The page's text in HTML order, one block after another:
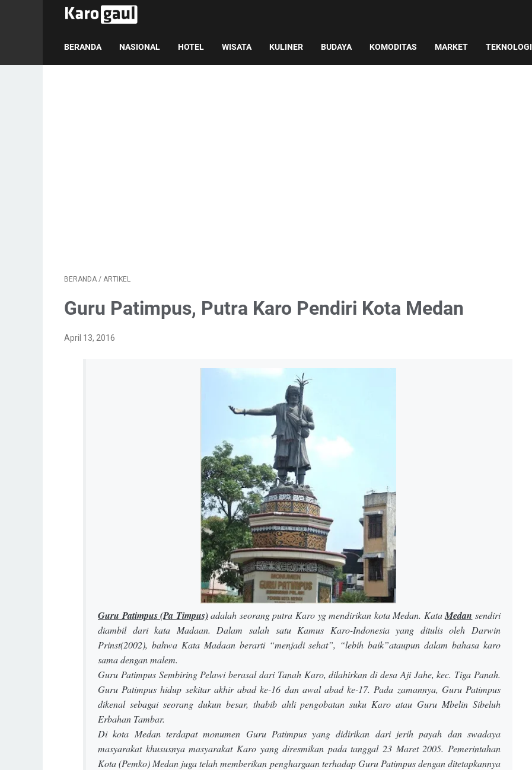
BERANDA NASIONAL HOTEL WISATA KULINER BUDAYA KOMODITAS MARKET TEKNOLOGI
BERANDA / ARTIKEL
Guru Patimpus, Putra Karo Pendiri Kota Medan
April 13, 2016
Guru Patimpus (Pa Timpus)adalah seorang putra Karo yg mendirikan kota Medan. KataMedan sendiri
diambil dari kata Madaan. Dalam salah satu Kamus Karo-Indonesia yang ditulis oleh Darwin
Prinst(2002), bahwa Kata Madaanberarti “menjadi sehat”, “lebih baik”ataupun dalam bahasa karo
sama denganmalem.
Guru Patimpus Sembiring Pelawi berasal dari Tanah Karo, dilahirkan di desa Aji Jahe, kec. Tiga Panah.
Guru Patimpus hidup sekitar akhir abad ke-16 dan awal abad ke-17. Pada zamannya, Guru Patimpus
dikenal sebagai seorang dukun besar, thabib ahli pengobatan suku Karo atauGuru Mbelin Sibeluh
Erbahan Tambar.
Di kota Medan terdapat monumen Guru Patimpus yang didirikan dari jerih payah dan swadaya
masyarakat khususnya masyarakat Karo yang diresmikan pada tanggal 23 Maret 2005. Pemerintahan
Kota (Pemko) Medan juga telah memberikan penghargaan terhadap Guru Patimpus dengan ditetapkannya